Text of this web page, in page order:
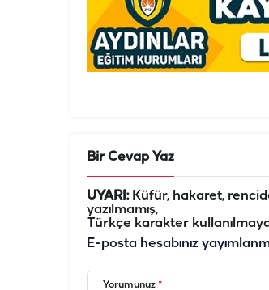
Bir Cevap Yaz
UYARI:Küfür, hakaret,
yazılmamış,
Türkçe karakter
E-posta hesabınız
Yorumunuz *